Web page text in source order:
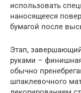
использовать
наносящееся
бумагой после
Этап,
руками –
обычно
шпаклевочного